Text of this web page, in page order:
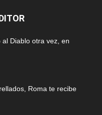
Diablo otra vez, en
Roma te recibe